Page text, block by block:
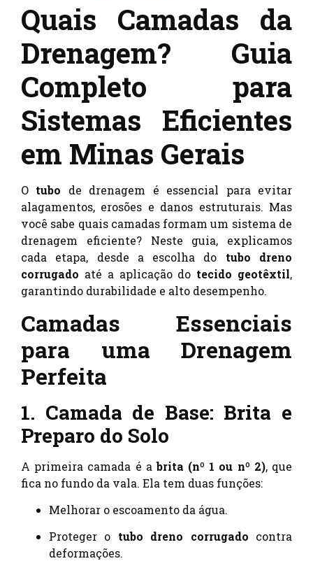
Quais Camadas da
Drenagem? Guia
Completo para
Sistemas Eficientes
em Minas Gerais
O tubo de drenagem é essencial para evitar
alagamentos, erosões e danos estruturais. Mas
você sabe quais camadas formam um sistema de
drenagem eficiente? Neste guia, explicamos
cada etapa, desde a escolha do tubo dreno
corrugado até a aplicação do tecido geotêxtil,
garantindo durabilidade e alto desempenho.
Camadas Essenciais
para uma Drenagem
Perfeita
1. Camada de Base: Brita e
Preparo do Solo
A primeira camada é abrita (nº 1 ou nº 2), que
fica no fundo da vala. Ela tem duas funções:
Melhorar o escoamento da água.
Proteger o tubo dreno corrugado contra
deformações.